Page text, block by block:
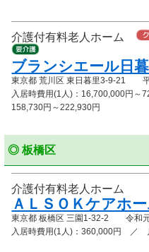
介護付有料老人ホーム
ブランシエール日
東京都 荒川区 東日暮里3-9-21
入居時費用(1人)：16,700,000円
158,730円～222,930円
◎ 板橋区
介護付有料老人ホー
ＡＬＳＯＫケアホ
東京都 板橋区 三園1-32-2 令和
入居時費用(1人)：360,000円 ／